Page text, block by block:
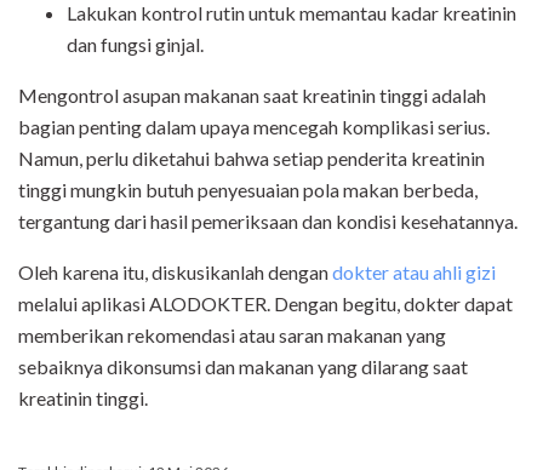
Lakukan kontrol rutin untuk memantau kadar kreatinin
dan fungsi ginjal.
Mengontrol asupan makanan saat kreatinin tinggi adalah
bagian penting dalam upaya mencegah komplikasi serius.
Namun, perlu diketahui bahwa setiap penderita kreatinin
tinggi mungkin butuh penyesuaian pola makan berbeda,
tergantung dari hasil pemeriksaan dan kondisi kesehatannya.
Oleh karena itu, diskusikanlah dengandokter atau ahli gizi
melalui aplikasi ALODOKTER. Dengan begitu, dokter dapat
memberikan rekomendasi atau saran makanan yang
sebaiknya dikonsumsi dan makanan yang dilarang saat
kreatinin tinggi.